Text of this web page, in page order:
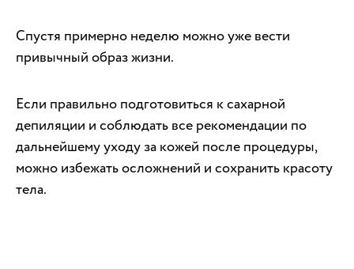
Спустя примерно неделю можно уже вести
привычный образ жизни.
Если правильно подготовиться к сахарной
депиляции и соблюдать все рекомендации по
дальнейшему уходу за кожей после процедуры,
можно избежать осложнений и сохранить красоту
тела.